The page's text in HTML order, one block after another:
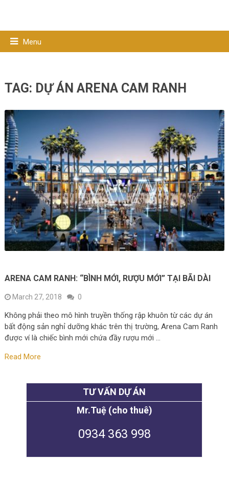
Menu
TAG: DỰ ÁN ARENA CAM RANH
ARENA CAM RANH: “BÌNH MỚI, RƯỢU MỚI” TẠI BÃI DÀI
March 27, 2018 0
Không phải theo mô hình truyền thống rập khuôn từ các dự án
bất động sản nghỉ dưỡng khác trên thị trường, Arena Cam Ranh
được ví là chiếc bình mới chứa đầy rượu mới …
Read More
TƯ VẤN DỰ ÁN
Mr.Tuệ (cho thuê)
0934 363 998